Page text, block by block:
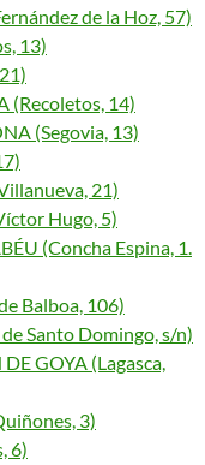
de la Hoz, 57)
13)
(Recoletos, 14)
(Segovia, 13)
21)
Hugo, 5)
(Concha Espina, 1.
Balboa, 106)
Santo Domingo, s/n)
GOYA (Lagasca,
3)
6)